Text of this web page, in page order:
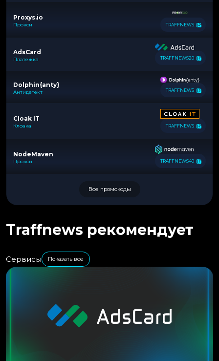
Proxys.io
Прокси TRAFFNEWS
AdsCard
Платежка TRAFFNEWS20
Dolphin{anty}
Антидетект TRAFFNEWS
Cloak IT
Клоака TRAFFNEWS
NodeMaven
Прокси TRAFFNEWS40
Все промокоды
Traffnews рекомендует
Сервисы Показать все